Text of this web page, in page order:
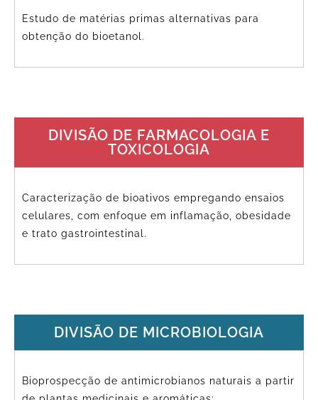
Estudo de matérias primas alternativas para
obtenção do bioetanol.
DIVISÃO DE FARMACOLOGIA E
TOXICOLOGIA
Caracterização de bioativos empregando ensaios
celulares, com enfoque em inflamação, obesidade
e trato gastrointestinal.
DIVISÃO DE MICROBIOLOGIA
Bioprospecção de antimicrobianos naturais a partir